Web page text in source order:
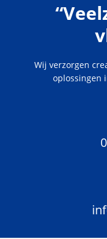
Wij verzorgen
oplossingen